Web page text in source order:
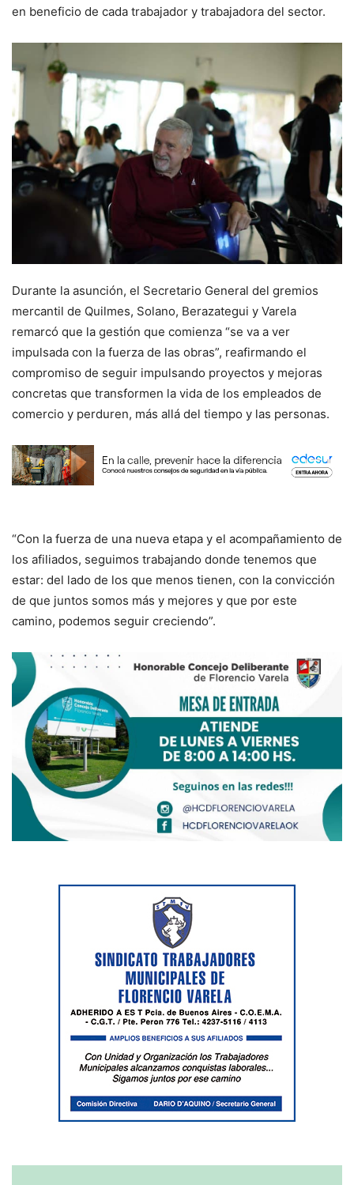
en beneficio de cada trabajador y trabajadora del sector.
Durante la asunción, el Secretario General del gremios
mercantil de Quilmes, Solano, Berazategui y Varela
remarcó que la gestión que comienza “se va a ver
impulsada con la fuerza de las obras”, reafirmando el
compromiso de seguir impulsando proyectos y mejoras
concretas que transformen la vida de los empleados de
comercio y perduren, más allá del tiempo y las personas.
“Con la fuerza de una nueva etapa y el acompañamiento de
los afiliados, seguimos trabajando donde tenemos que
estar: del lado de los que menos tienen, con la convicción
de que juntos somos más y mejores y que por este
camino, podemos seguir creciendo”.